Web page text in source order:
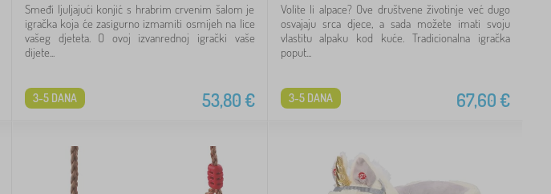
Smeđi ljuljajući konjić s hrabrim crvenim šalom je
igračka koja će zasigurno izmamiti osmijeh na lice
vašeg djeteta. O ovoj izvanrednoj igrački vaše
dijete...
53,80€
3-5 DANA
Volite li alpace? Ove društvene životinje već dugo
osvajaju srca djece, a sada možete imati svoju
vlastitu alpaku kod kuće. Tradicionalna igračka
poput...
67,60€
3-5 DANA